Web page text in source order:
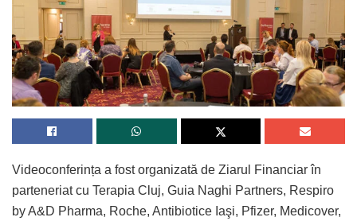
Videoconferința a fost organizată de Ziarul Financiar în
parteneriat cu Terapia Cluj, Guia Naghi Partners, Respiro
by A&D Pharma, Roche, Antibiotice Iaşi, Pfizer, Medicover,